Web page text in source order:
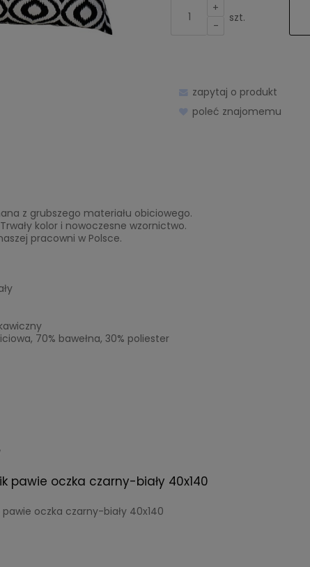
+
-
szt.
zapytaj o produkt
poleć znajomemu
z grubszego materiału obiciowego.
kolor i nowoczesne wzornictwo.
pracowni w Polsce.
70% bawełna, 30% poliester
pawie oczka czarny-biały 40x140
pawie oczka czarny-biały 40x140